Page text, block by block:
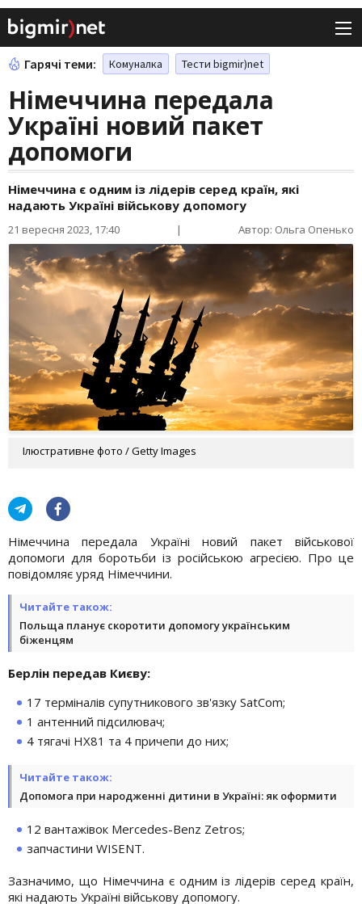
Гарячі теми: Комуналка Тести bigmir)net
Німеччина передала
Україні новий пакет
допомоги
Німеччина є одним із лідерів серед країн, які
надають Україні військову допомогу
21 вересня 2023, 17:40 | Автор: Ольга Опенько
Ілюстративне фото / Getty Images
Німеччина передала Україні новий пакет військової
допомоги для боротьби із російською агресією. Про це
повідомляє уряд Німеччини.
Читайте також:
Польща планує скоротити допомогу українським
біженцям
Берлін передав Києву:
17 терміналів супутникового зв'язку SatCom;
1 антенний підсилювач;
4 тягачі HX81 та 4 причепи до них;
Читайте також:
Допомога при народженні дитини в Україні: як оформити
12 вантажівок Mercedes-Benz Zetros;
запчастини WISENT.
Зазначимо, що Німеччина є одним із лідерів серед країн,
які надають Україні військову допомогу.